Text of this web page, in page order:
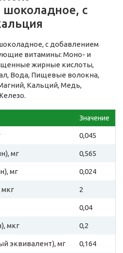
с
с добавлением
витамины: Моно- и
жирные кислоты,
Вода, Пищевые волокна,
Кальций, Медь,
Значение
0,045
мг 0,565
мг 0,024
мкг 2
0,04
мкг 0,2
эквивалент), мг 0,164